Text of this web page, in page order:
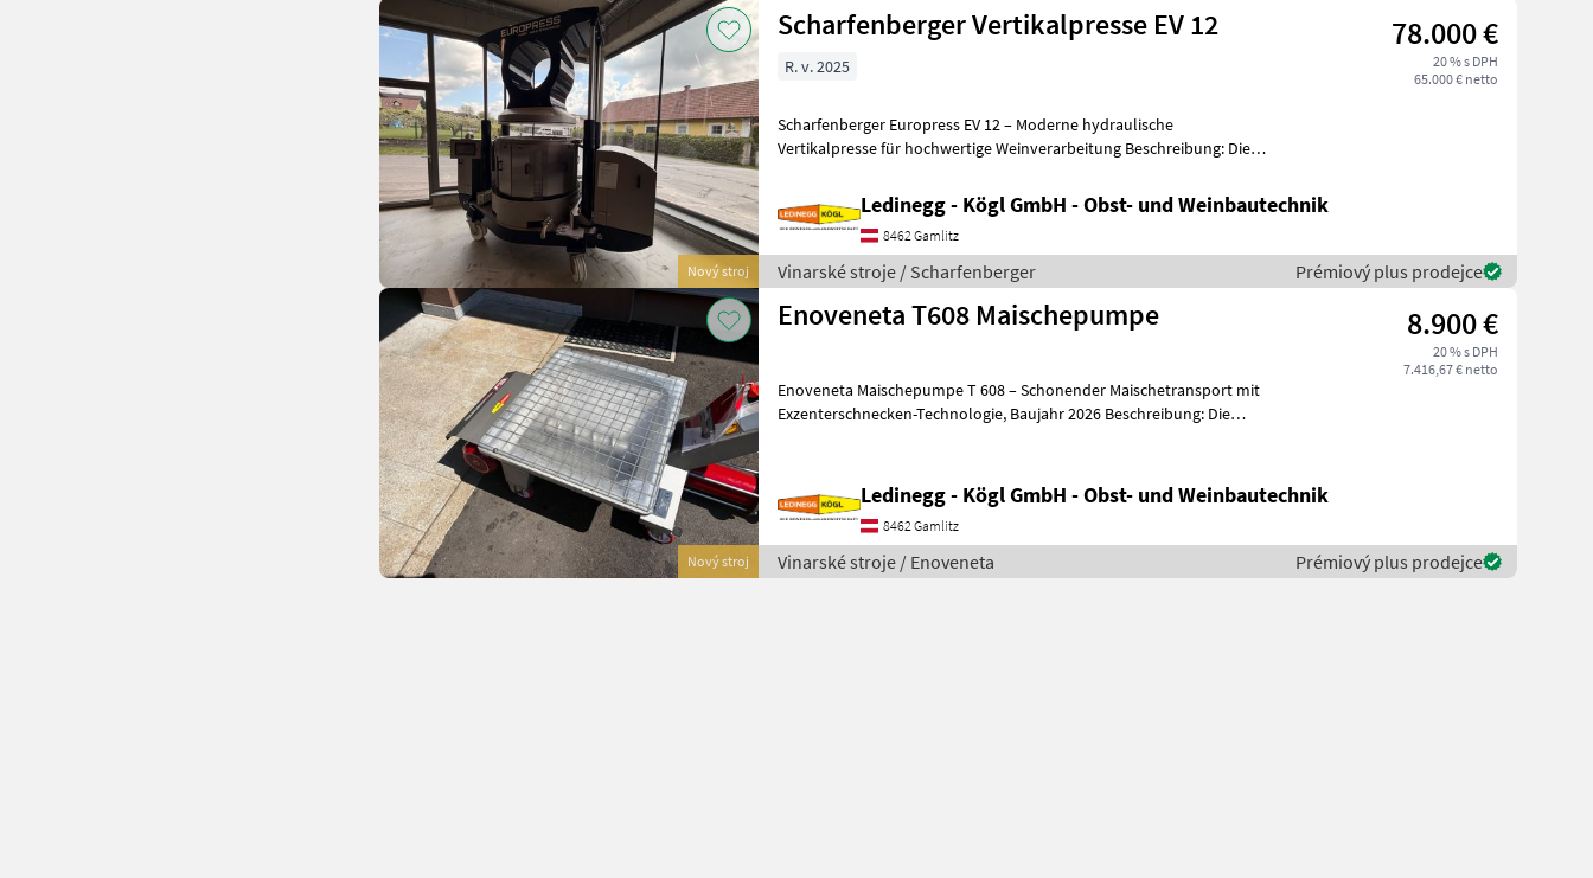
Nový stroj
Scharfenberger Vertikalpresse EV 12 78.000 €
20 % s DPH
65.000 € netto
R. v. 2025
Scharfenberger Europress EV 12 – Moderne hydraulische
Vertikalpresse für hochwertige Weinverarbeitung Beschreibung: Die
Ledinegg - Kögl GmbH - Obst- und Weinbautechnik
8462 Gamlitz
Vinarské stroje / Scharfenberger Prémiový plus prodejce
Nový stroj
Enoveneta T608 Maischepumpe 8.900 €
20 % s DPH
7.416,67 € netto
Enoveneta Maischepumpe T 608 – Schonender Maischetransport mit
Exzenterschnecken-Technologie, Baujahr 2026 Beschreibung: Die
Ledinegg - Kögl GmbH - Obst- und Weinbautechnik
8462 Gamlitz
Vinarské stroje / Enoveneta Prémiový plus prodejce